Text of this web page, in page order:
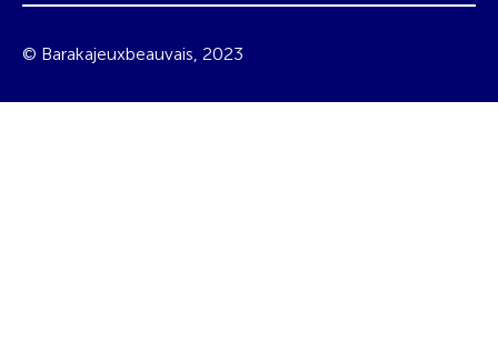
© Barakajeuxbeauvais, 2023